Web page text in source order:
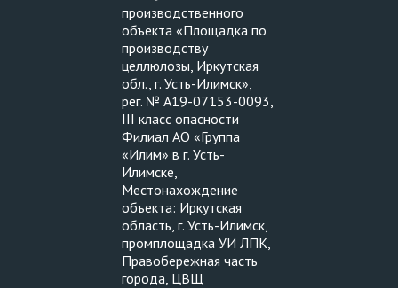
производственного
объекта «Площадка по
производству
целлюлозы, Иркутская
обл., г. Усть-Илимск»,
рег. № А19-07153-0093,
III класс опасности
Филиал АО «Группа
«Илим» в г. Усть-
Илимске,
Местонахождение
объекта: Иркутская
область, г. Усть-Илимск,
промплощадка УИ ЛПК,
Правобережная часть
города, ЦВЩ